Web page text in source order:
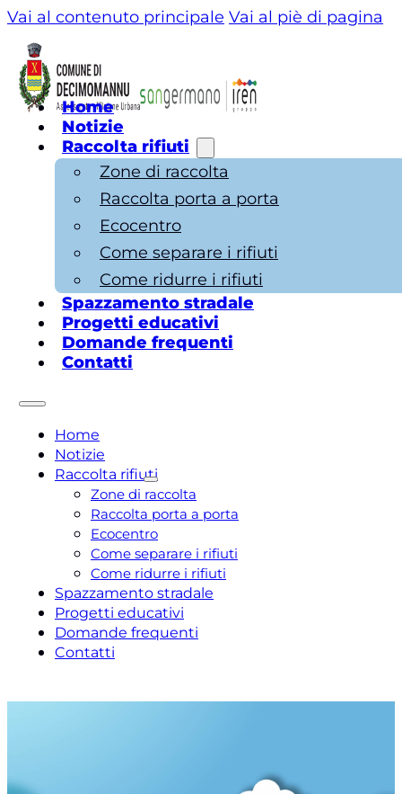
Vai al contenuto principale Vai al piè di pagina
Home
Notizie
Raccolta rifiuti
Zone di raccolta
Raccolta porta a porta
Ecocentro
Come separare i rifiuti
Come ridurre i rifiuti
Spazzamento stradale
Progetti educativi
Domande frequenti
Contatti
Home
Notizie
Raccolta rifiuti
Zone di raccolta
Raccolta porta a porta
Ecocentro
Come separare i rifiuti
Come ridurre i rifiuti
Spazzamento stradale
Progetti educativi
Domande frequenti
Contatti